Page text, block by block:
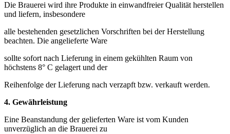
Die Brauerei wird ihre Produkte in einwandfreier Qualität herstellen
und liefern, insbesondere
alle bestehenden gesetzlichen Vorschriften bei der Herstellung
beachten. Die angelieferte Ware
sollte sofort nach Lieferung in einem gekühlten Raum von
höchstens 8° C gelagert und der
Reihenfolge der Lieferung nach verzapft bzw. verkauft werden.
4. Gewährleistung
Eine Beanstandung der gelieferten Ware ist vom Kunden
unverzüglich an die Brauerei zu